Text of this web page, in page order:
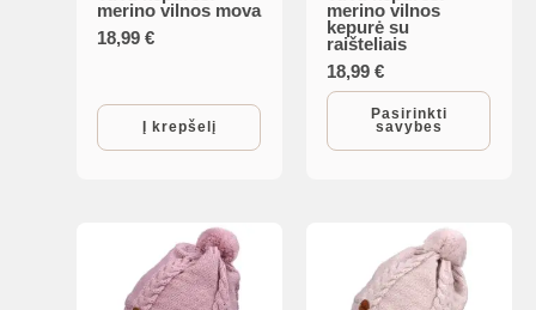
merino vilnos mova
18,99€
Į krepšelį
merino vilnos
kepurė su
raišteliais
18,99€
Pasirinkti
savybes
product
has
multiple
variants.
chosen